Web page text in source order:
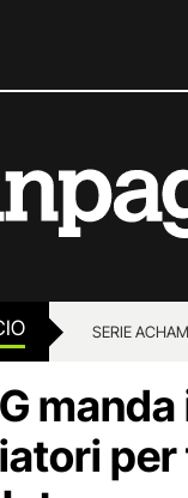
SERIE A
per